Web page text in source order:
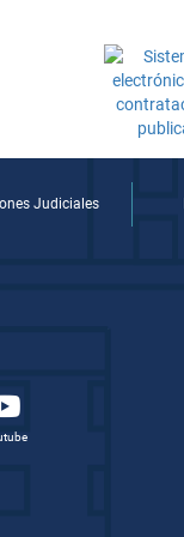
Judiciales